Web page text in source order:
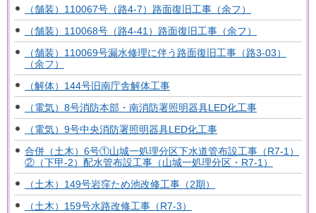
（舗装）110067号（路4-7）路面復旧工事（余フ）
（舗装）110068号（路4-41）路面復旧工事（余フ）
（舗装）110069号漏水修理に伴う路面復旧工事（路3-03）
（余フ）
（解体）144号旧南庁舎解体工事
（電気）8号消防本部・南消防署照明器具LED化工事
（電気）9号中央消防署照明器具LED化工事
合併（土木）6号①山城一処理分区下水道管布設工事（R7-1）
②（下甲-2）配水管布設工事（山城一処理分区・R7-1）
（土木）149号岩窪ため池改修工事（2期）
（土木）159号水路改修工事（R7-3）